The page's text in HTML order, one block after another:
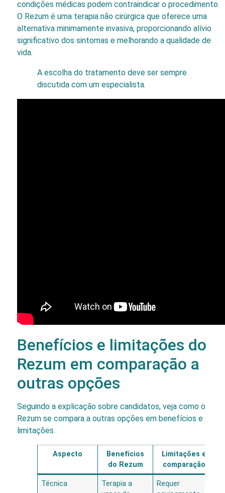
condições médicas podem contraindicar o procedimento.
O Rezum é uma terapia não cirúrgica que oferece uma
alternativa minimamente invasiva, proporcionando alívio
significativo dos sintomas e melhorando a qualidade de
vida.
A escolha do tratamento deve ser sempre
discutida com um especialista.
Benefícios e limitações do
Rezum em comparação a
outras opções
Seguindo a explicação sobre candidatos, veja como o
Rezum se compara a outras opções em benefícios e
limitações.
Aspecto
Benefícios
do Rezum
Limitações e
comparação
Técnica
Terapia a
Requer